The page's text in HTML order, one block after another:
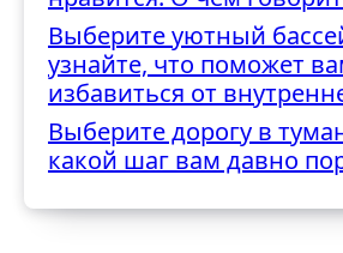
Выберите уютный
узнайте, что поможет
избавиться от
Выберите дорогу в
какой шаг вам давно